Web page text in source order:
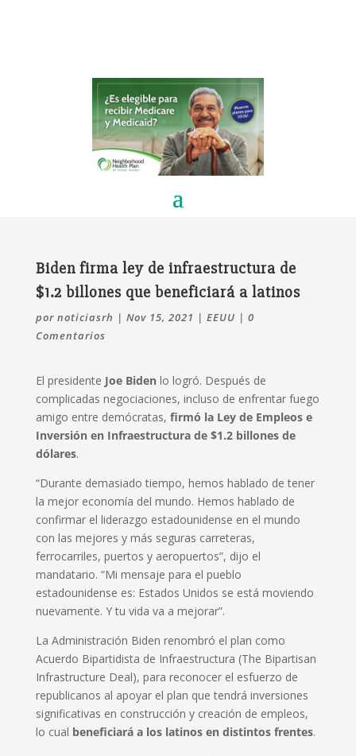
Biden firma ley de infraestructura de
$1.2 billones que beneficiará a latinos
por noticiasrh | Nov 15, 2021 | EEUU | 0
Comentarios
El presidente Joe Biden lo logró. Después de
complicadas negociaciones, incluso de enfrentar fuego
amigo entre demócratas, firmó la Ley de Empleos e
Inversión en Infraestructura de $1.2 billones de
dólares.
“Durante demasiado tiempo, hemos hablado de tener
la mejor economía del mundo. Hemos hablado de
confirmar el liderazgo estadounidense en el mundo
con las mejores y más seguras carreteras,
ferrocarriles, puertos y aeropuertos”, dijo el
mandatario. “Mi mensaje para el pueblo
estadounidense es: Estados Unidos se está moviendo
nuevamente. Y tu vida va a mejorar”.
La Administración Biden renombró el plan como
Acuerdo Bipartidista de Infraestructura (The Bipartisan
Infrastructure Deal), para reconocer el esfuerzo de
republicanos al apoyar el plan que tendrá inversiones
significativas en construcción y creación de empleos,
lo cual beneficiará a los latinos en distintos frentes.